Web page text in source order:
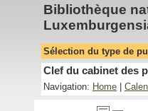
Bibliothèque
Sélection du type de
Clef du cabinet des
Navigation: Home